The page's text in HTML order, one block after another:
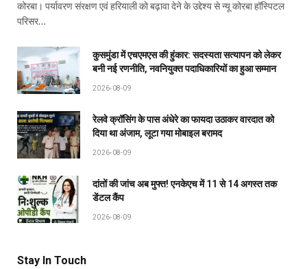
कोरबा। पर्यावरण संरक्षण एवं हरियाली को बढ़ावा देने के उद्देश्य से न्यू कोरबा हॉस्पिटल
परिसर…
कुसमुंडा में एचएमएस की हुंकार: सदस्यता सत्यापन को लेकर
बनी नई रणनीति, नवनियुक्त पदाधिकारियों का हुआ सम्मान
2026-08-09
रेलवे क्रॉसिंग के पास अंधेरे का फायदा उठाकर वारदात को
दिया था अंजाम, लूटा गया मोबाइल बरामद
2026-08-09
दांतों की जांच अब मुफ्त! एनकेएच में 11 से 14 अगस्त तक
डेंटल कैंप
2026-08-09
Stay In Touch